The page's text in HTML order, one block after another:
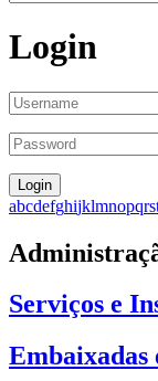
Login
abcdefghijklmnopqrs
Serviços e
Embaixadas